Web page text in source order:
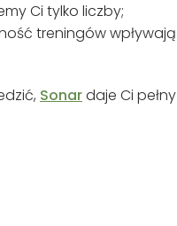
Ci tylko liczby;
treningów wpływają
Sonardaje Ci pełny